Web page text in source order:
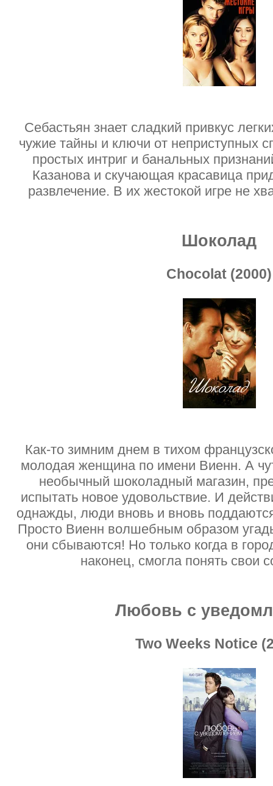
Себастьян знает сладкий привкус
чужие тайны и ключи от неприступных
простых интриг и банальных
Казанова и скучающая красавица
развлечение. В их жестокой игре не
Шоколад
Chocolat (2000)
Как-то зимним днем в тихом
молодая женщина по имени Виенн. А
необычный шоколадный магазин,
испытать новое удовольствие. И
однажды, люди вновь и вновь
Просто Виенн волшебным образом
они сбываются! Но только когда в
наконец, смогла понять свои
Любовь с
Two Weeks Notice